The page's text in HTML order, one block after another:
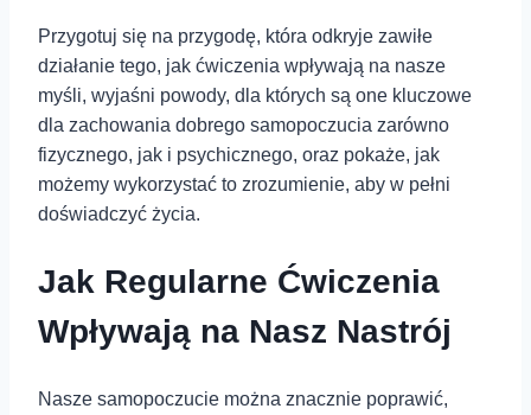
Przygotuj się na przygodę, która odkryje zawiłe
działanie tego, jak ćwiczenia wpływają na nasze
myśli, wyjaśni powody, dla których są one kluczowe
dla zachowania dobrego samopoczucia zarówno
fizycznego, jak i psychicznego, oraz pokaże, jak
możemy wykorzystać to zrozumienie, aby w pełni
doświadczyć życia.
Jak Regularne Ćwiczenia
Wpływają na⁣ Nasz Nastrój
Nasze samopoczucie można znacznie poprawić,